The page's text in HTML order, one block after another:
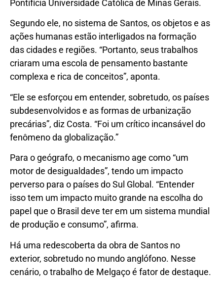
Pontifícia Universidade Católica de Minas Gerais.
Segundo ele, no sistema de Santos, os objetos e as
ações humanas estão interligados na formação
das cidades e regiões. “Portanto, seus trabalhos
criaram uma escola de pensamento bastante
complexa e rica de conceitos”, aponta.
“Ele se esforçou em entender, sobretudo, os países
subdesenvolvidos e as formas de urbanização
precárias”, diz Costa. “Foi um crítico incansável do
fenômeno da globalização.”
Para o geógrafo, o mecanismo age como “um
motor de desigualdades”, tendo um impacto
perverso para o países do Sul Global. “Entender
isso tem um impacto muito grande na escolha do
papel que o Brasil deve ter em um sistema mundial
de produção e consumo”, afirma.
Há uma redescoberta da obra de Santos no
exterior, sobretudo no mundo anglófono. Nesse
cenário, o trabalho de Melgaço é fator de destaque.